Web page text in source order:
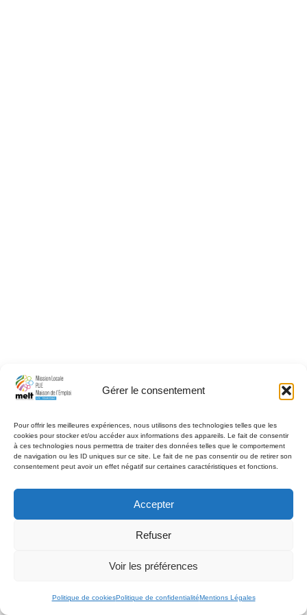
Gérer le consentement
Pour offrir les meilleures expériences, nous utilisons des technologies telles que les
cookies pour stocker et/ou accéder aux informations des appareils. Le fait de consentir
à ces technologies nous permettra de traiter des données telles que le comportement
de navigation ou les ID uniques sur ce site. Le fait de ne pas consentir ou de retirer son
consentement peut avoir un effet négatif sur certaines caractéristiques et fonctions.
Accepter
Refuser
Voir les préférences
Politique de cookiesPolitique de confidentialitéMentions Légales